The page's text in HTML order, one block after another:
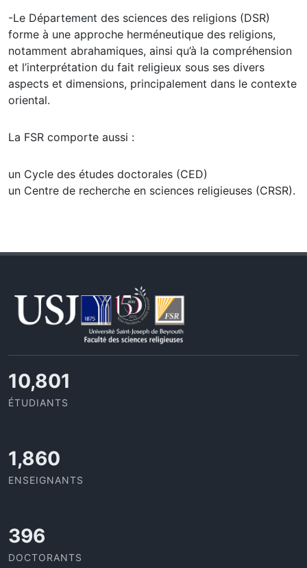
-Le Département des sciences des religions (DSR)
forme à une approche herméneutique des religions,
notamment abrahamiques, ainsi qu’à la compréhension
et l’interprétation du fait religieux sous ses divers
aspects et dimensions, principalement dans le contexte
oriental.
La FSR comporte aussi :
un Cycle des études doctorales (CED)
un Centre de recherche en sciences religieuses (CRSR).
11,433
ÉTUDIANTS
2,086
ENSEIGNANTS
437
DOCTORANTS